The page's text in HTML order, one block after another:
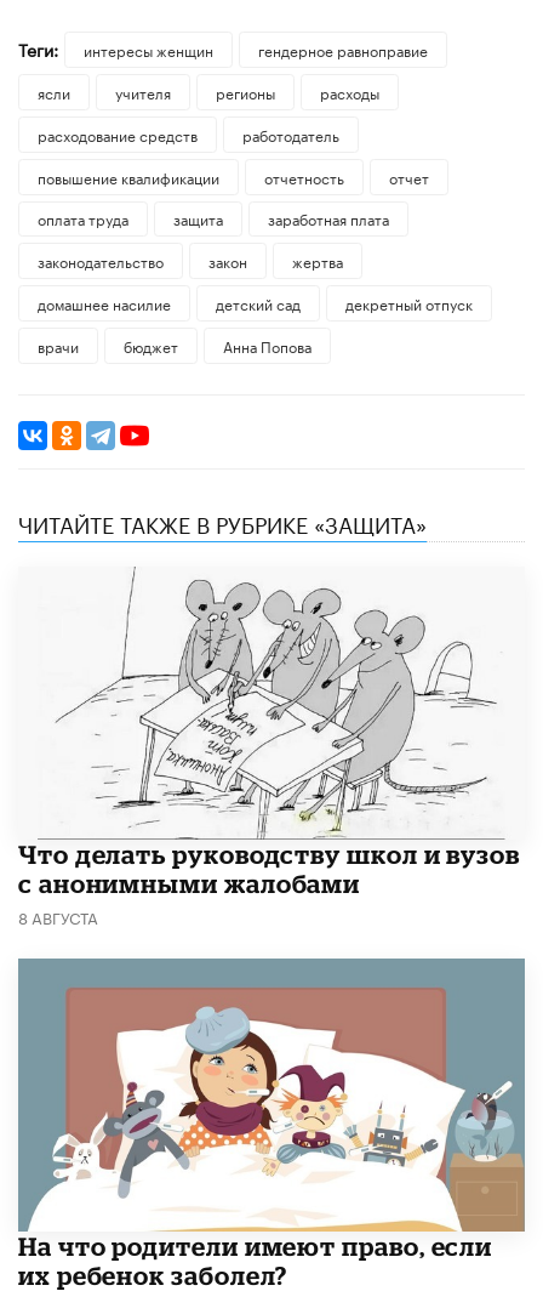
Теги: интересы женщин
гендерное равноправие
ясли
учителя регионы
расходы
расходование средств
работодатель
повышение квалификации
отчетность
отчет
оплата труда
защита
заработная плата
законодательство
закон
жертва
домашнее насилие
детский сад
декретный отпуск
врачи
бюджет Анна Попова
ЧИТАЙТЕ ТАКЖЕ В РУБРИКЕ «ЗАЩИТА»
Что делать руководству школ и вузов
с анонимными жалобами
8 АВГУСТА
На что родители имеют право, если
их ребенок заболел?